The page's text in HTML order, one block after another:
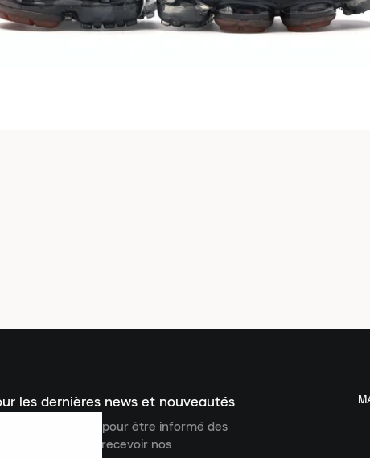
les dernières news et nouveautés
newsletter Laced pour être informé des
collections et recevoir nos